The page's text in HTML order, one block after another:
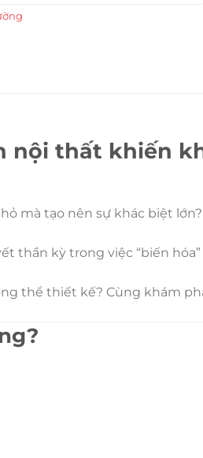
nội thất khiến
mà tạo nên sự khác biệt lớn?
thần kỳ trong việc “biến
thể thiết kế? Cùng khám